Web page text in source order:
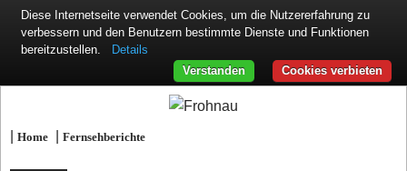
|Home |Fernsehberichte
Diese Internetseite verwendet Cookies, um die Nutzererfahrung zu
verbessern und den Benutzern bestimmte Dienste und Funktionen
bereitzustellen.
Details
Cookies verbieten
Verstanden